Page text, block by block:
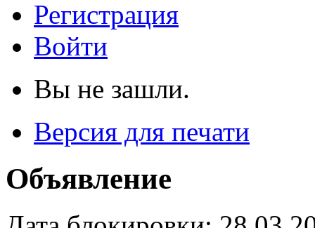
Регистрация
Войти
Вы не зашли.
Версия для печати
Объявление